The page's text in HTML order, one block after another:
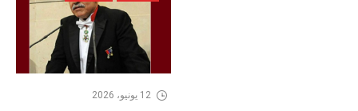
12 يونيو، 2026